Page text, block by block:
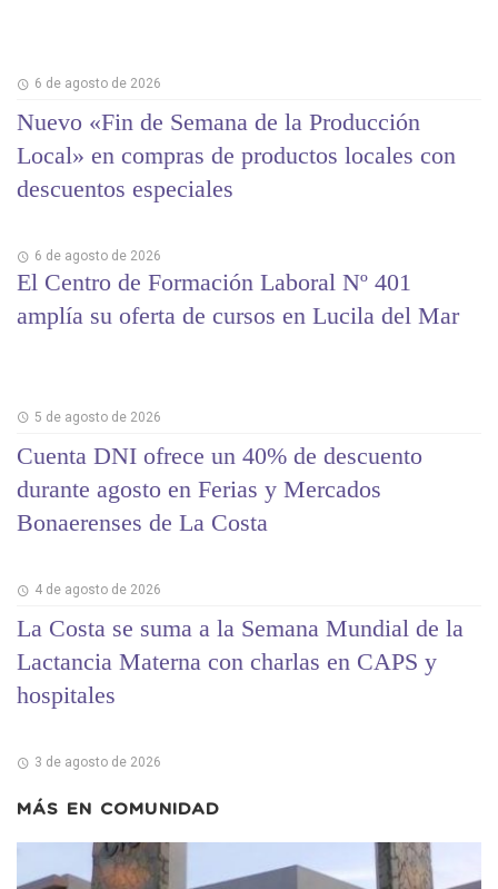
6 de agosto de 2026
Nuevo «Fin de Semana de la Producción
Local» en compras de productos locales con
descuentos especiales
6 de agosto de 2026
El Centro de Formación Laboral Nº 401
amplía su oferta de cursos en Lucila del Mar
5 de agosto de 2026
Cuenta DNI ofrece un 40% de descuento
durante agosto en Ferias y Mercados
Bonaerenses de La Costa
4 de agosto de 2026
La Costa se suma a la Semana Mundial de la
Lactancia Materna con charlas en CAPS y
hospitales
3 de agosto de 2026
MÁS EN COMUNIDAD